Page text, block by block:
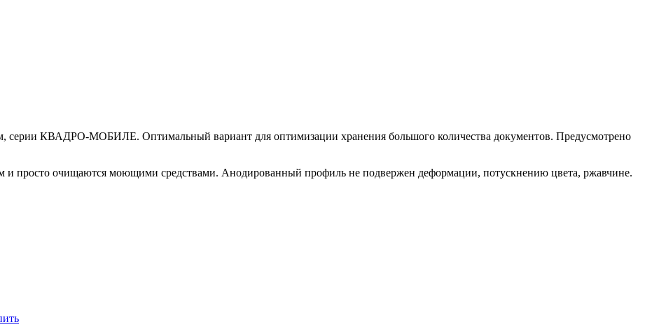
серии КВАДРО-МОБИЛЕ. Оптимальный вариант для оптимизации хранения большого количества документов. Предусмотрено
просто очищаются моющими средствами. Анодированный профиль не подвержен деформации, потускнению цвета, ржавчине.